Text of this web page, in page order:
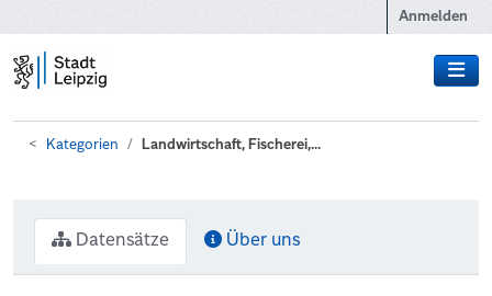
Anmelden
Kategorien Landwirtschaft, Fischerei,...
Datensätze Über uns